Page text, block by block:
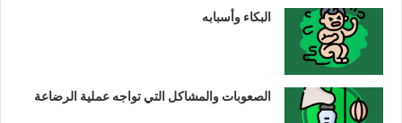
البكاء وأسبابه
الصعوبات والمشاكل التي تواجه عملية الرضاعة